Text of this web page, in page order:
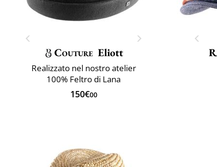
Couture Eliott
Realizzato nel nostro atelier
100% Feltro di Lana
150€00